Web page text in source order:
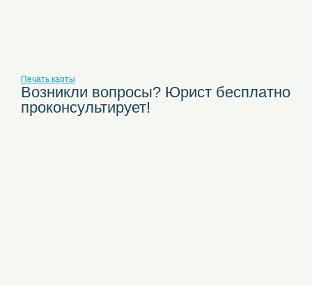
Печать карты
Возникли вопросы? Юрист бесплатно
проконсультирует!